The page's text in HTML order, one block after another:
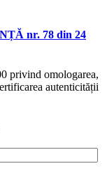
nr. 78 din 24
privind omologarea,
autenticității